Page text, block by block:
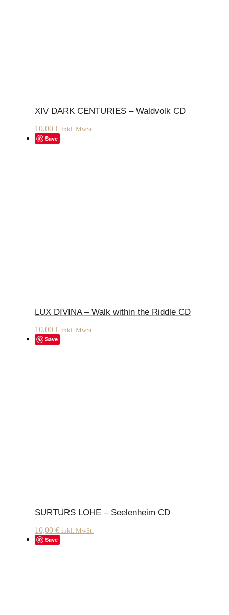
XIV DARK CENTURIES – Waldvolk CD
10,00 € inkl. MwSt.
Save
LUX DIVINA – Walk within the Riddle CD
10,00 € inkl. MwSt.
Save
SURTURS LOHE – Seelenheim CD
10,00 € inkl. MwSt.
Save